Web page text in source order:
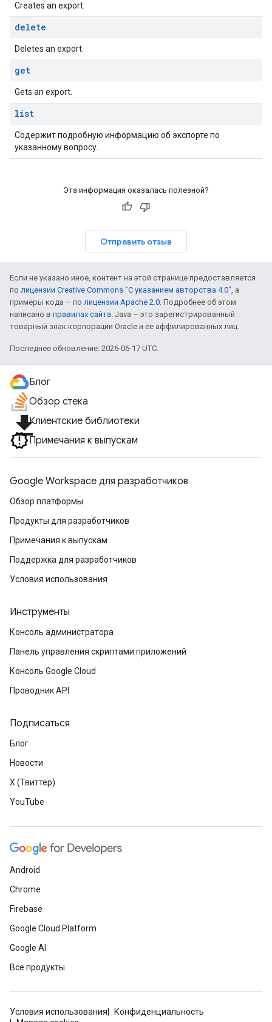
Creates an export.
delete
Deletes an export.
get
Gets an export.
list
Содержит подробную информацию об экспорте по
указанному вопросу.
Эта информация оказалась полезной?
Отправить отзыв
Если не указано иное, контент на этой странице предоставляется
по лицензии Creative Commons "С указанием авторства 4.0", а
примеры кода – по лицензии Apache 2.0. Подробнее об этом
написано в правилах сайта. Java – это зарегистрированный
товарный знак корпорации Oracle и ее аффилированных лиц.
Последнее обновление: 2026-06-17 UTC.
Блог
Обзор стека
file_downloadКлиентские библиотеки
Примечания к выпускам
Google Workspace для разработчиков
Обзор платформы
Продукты для разработчиков
Примечания к выпускам
Поддержка для разработчиков
Условия использования
Инструменты
Консоль администратора
Панель управления скриптами приложений
Консоль Google Cloud
Проводник API
Подписаться
Блог
Новости
X (Твиттер)
YouTube
Android
Chrome
Firebase
Google Cloud Platform
Google AI
Все продукты
Условия использования
Конфиденциальность